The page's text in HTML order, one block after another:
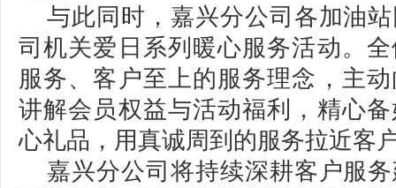
与此同时，嘉兴分公司各加油
司机关爱日系列暖心服务活动。
服务、客户至上的服务理念，主
讲解会员权益与活动福利，精心
心礼品，用真诚周到的服务拉近客
嘉兴分公司将持续深耕客户服